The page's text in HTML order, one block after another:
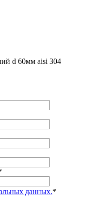
d 60мм aisi 304
данных.*